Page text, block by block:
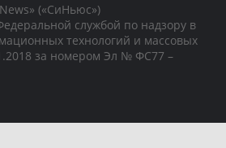
(«СиНьюс»)
службой по надзору в
технологий и массовых
за номером Эл № ФС77 –